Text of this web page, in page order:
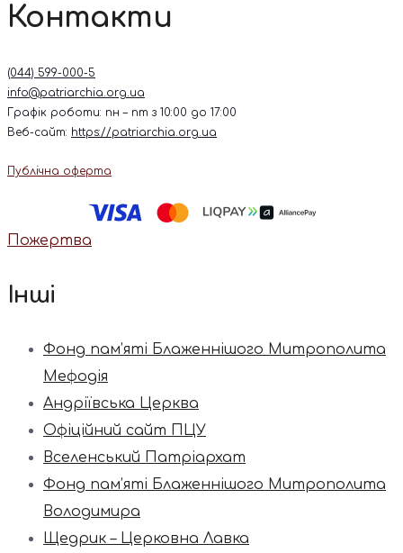
Контакти
(044) 599-000-5
info@patriarchia.org.ua
Графік роботи: пн – пт з 10:00 до 17:00
Веб-сайт: https://patriarchia.org.ua
Публічна оферта
Пожертва
Інші
Фонд пам’яті Блаженнішого Митрополита
Мефодія
Андріївська Церква
Офіційний сайт ПЦУ
Вселенський Патріархат
Фонд пам’яті Блаженнішого Митрополита
Володимира
Щедрик – Церковна Лавка